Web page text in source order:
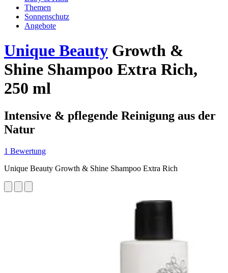
Themen
Sonnenschutz
Angebote
Unique Beauty Growth &
Shine Shampoo Extra Rich,
250 ml
Intensive & pflegende Reinigung aus der
Natur
1 Bewertung
Unique Beauty Growth & Shine Shampoo Extra Rich